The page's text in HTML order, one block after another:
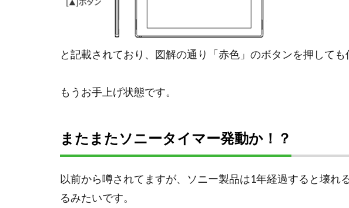
と記載されており、図解の通り「赤色」のボタンを押しても
もうお手上げ状態です。
またまたソニータイマー発動か！？
以前から噂されてますが、ソニー製品は1年経過すると壊れ
るみたいです。